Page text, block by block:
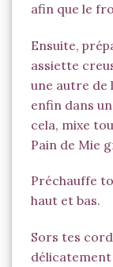
afin que le
Ensuite,
assiette
une autre de
enfin dans
cela, mixe
Pain de Mie
Préchauffe
haut et bas.
Sors tes
délicatement